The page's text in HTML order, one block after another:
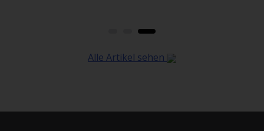
Alle Artikel sehen